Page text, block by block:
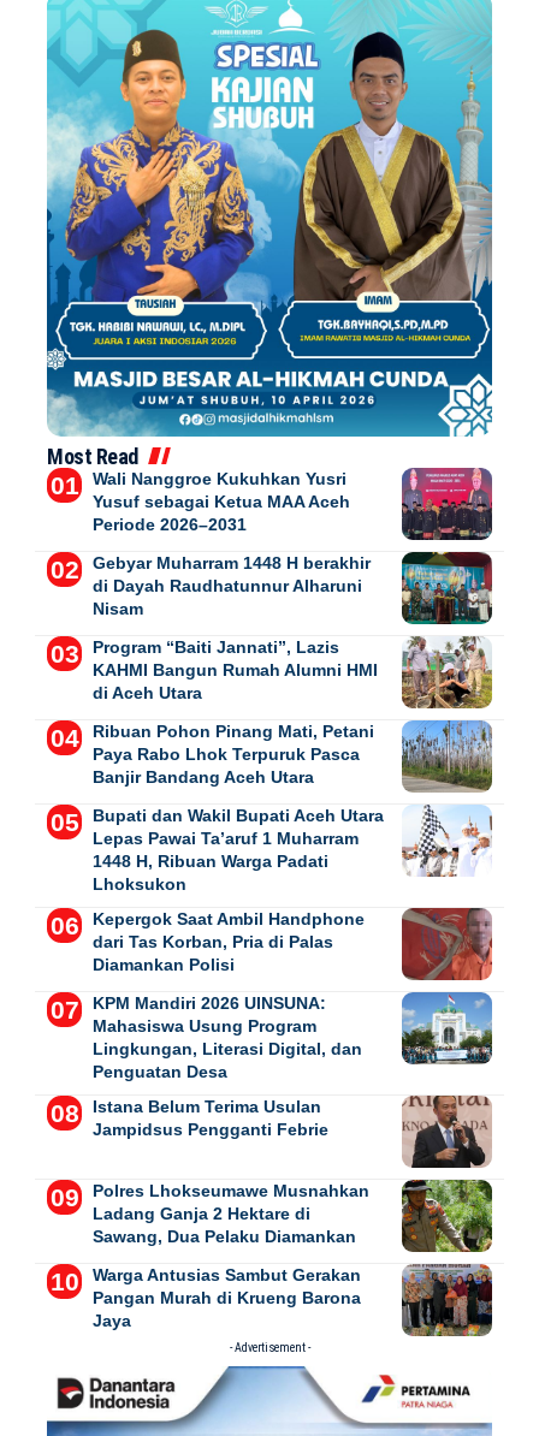
Most Read
Wali Nanggroe Kukuhkan Yusri
Yusuf sebagai Ketua MAA Aceh
Periode 2026–2031
Gebyar Muharram 1448 H berakhir
di Dayah Raudhatunnur Alharuni
Nisam
Program “Baiti Jannati”, Lazis
KAHMI Bangun Rumah Alumni HMI
di Aceh Utara
Ribuan Pohon Pinang Mati, Petani
Paya Rabo Lhok Terpuruk Pasca
Banjir Bandang Aceh Utara
Bupati dan Wakil Bupati Aceh Utara
Lepas Pawai Ta’aruf 1 Muharram
1448 H, Ribuan Warga Padati
Lhoksukon
Kepergok Saat Ambil Handphone
dari Tas Korban, Pria di Palas
Diamankan Polisi
KPM Mandiri 2026 UINSUNA:
Mahasiswa Usung Program
Lingkungan, Literasi Digital, dan
Penguatan Desa
Istana Belum Terima Usulan
Jampidsus Pengganti Febrie
Polres Lhokseumawe Musnahkan
Ladang Ganja 2 Hektare di
Sawang, Dua Pelaku Diamankan
Warga Antusias Sambut Gerakan
Pangan Murah di Krueng Barona
Jaya
- Advertisement -